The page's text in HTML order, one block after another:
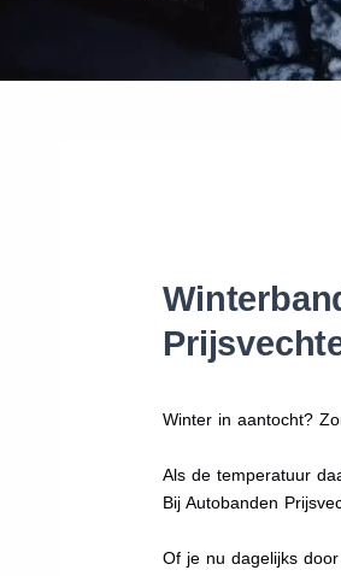
Winter in aantocht?
Als de temperatuur
Bij Autobanden
Of je nu dagelijks